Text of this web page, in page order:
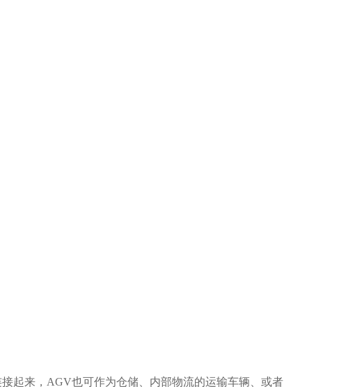
起来，AGV也可作为仓储、内部物流的运输车辆、或者